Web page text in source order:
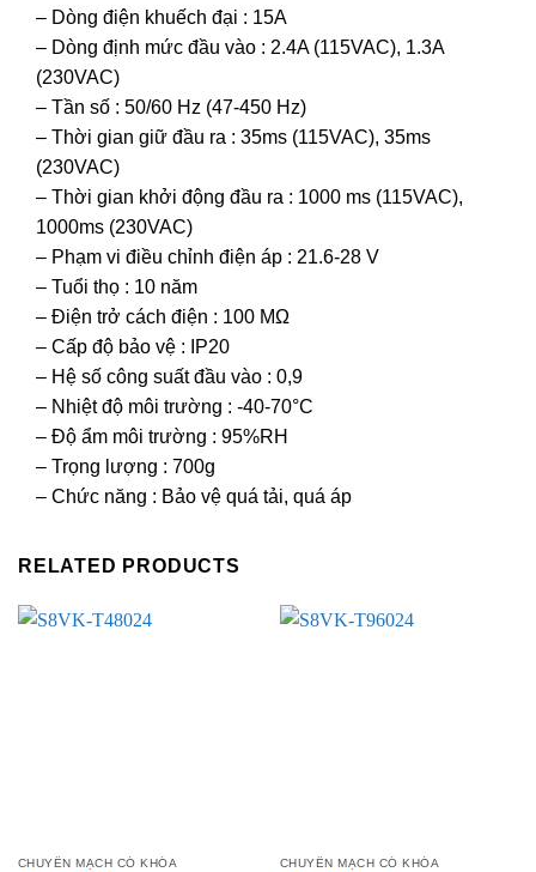
– Dòng điện khuếch đại : 15A
– Dòng định mức đầu vào : 2.4A (115VAC), 1.3A
(230VAC)
– Tần số : 50/60 Hz (47-450 Hz)
– Thời gian giữ đầu ra : 35ms (115VAC), 35ms
(230VAC)
– Thời gian khởi động đầu ra : 1000 ms (115VAC),
1000ms (230VAC)
– Phạm vi điều chỉnh điện áp : 21.6-28 V
– Tuổi thọ : 10 năm
– Điện trở cách điện : 100 MΩ
– Cấp độ bảo vệ : IP20
– Hệ số công suất đầu vào : 0,9
– Nhiệt độ môi trường : -40-70°C
– Độ ẩm môi trường : 95%RH
– Trọng lượng : 700g
– Chức năng : Bảo vệ quá tải, quá áp
RELATED PRODUCTS
CHUYỂN MẠCH CÓ KHÓA CHUYỂN MẠCH CÓ KHÓA